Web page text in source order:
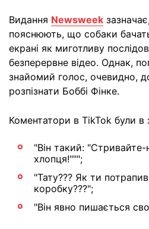
Видання Newsweek
пояснюють, що собаки
екрані як миготливу
безперервне відео. Однак,
знайомий голос, очевидно,
розпізнати Боббі Фінке.
Коментатори в TikTok були в
"Він такий:
хлопця!""";
"Тату??? Як ти
коробку???";
"Він явно пишається